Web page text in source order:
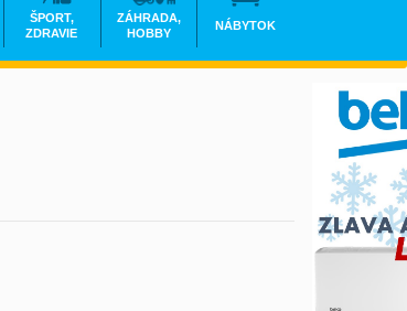
ŠPORT,
ZDRAVIE
ZÁHRADA,
HOBBY
NÁBYTOK